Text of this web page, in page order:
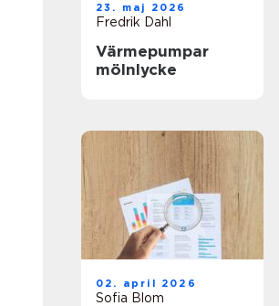
23. maj 2026
Fredrik Dahl
Värmepumpar
mölnlycke
02. april 2026
Sofia Blom